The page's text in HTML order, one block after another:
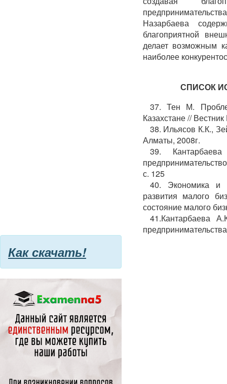
Назарбаева
благоприятной
делает возможным
наиболее
СПИСОК
37. Тен М.
Казахстане //
38. Ильясов К.К.,
Алматы, 2008г.
39.
с. 125
40. Экономика и
развития малого
состояние малого
41.Кантарбаева
Как скачать!